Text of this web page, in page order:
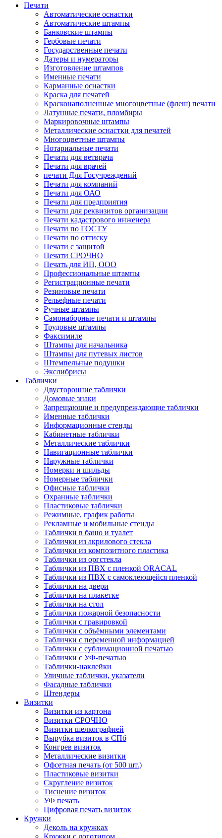
Печати
Автоматические оснастки
Автоматические штампы
Банковские штампы
Гербовые печати
Государственные печати
Датеры и нумераторы
Изготовление штампов
Именные печати
Карманные оснастки
Краска для печатей
Красконаполненные многоцветные (флеш) печати
Латунные печати, пломбиры
Маркировочные штампы
Металлические оснастки для печатей
Многоцветные штампы
Нотариальные печати
Печати для ветврача
Печати для врачей
печати Для Госучреждений
Печати для компаний
Печати для ОАО
Печати для предприятия
Печати для реквизитов организации
Печати кадастрового инженера
Печати по ГОСТУ
Печати по оттиску
Печати с защитой
Печати СРОЧНО
Печать для ИП, ООО
Профессиональные штампы
Регистрационные печати
Резиновые печати
Рельефные печати
Ручные штампы
Самонаборные печати и штампы
Трудовые штампы
Факсимиле
Штампы для начальника
Штампы для путевых листов
Штемпельные подушки
Экслибрисы
Таблички
Двусторонние таблички
Домовые знаки
Запрещающие и предупреждающие таблички
Именные таблички
Информационные стенды
Кабинетные таблички
Металлические таблички
Навигационные таблички
Наружные таблички
Номерки и шильды
Номерные таблички
Офисные таблички
Охранные таблички
Пластиковые таблички
Режимные, график работы
Рекламные и мобильные стенды
Таблички в баню и туалет
Таблички из акрилового стекла
Таблички из композитного пластика
Таблички из оргстекла
Таблички из ПВХ с пленкой ORACAL
Таблички из ПВХ с самоклеющейся пленкой
Таблички на двери
Таблички на плакетке
Таблички на стол
Таблички пожарной безопасности
Таблички с гравировкой
Таблички с объёмными элементами
Таблички с переменной информацией
Таблички с сублимационной печатью
Таблички с УФ-печатью
Таблички-наклейки
Уличные таблички, указатели
Фасадные таблички
Штендеры
Визитки
Визитки из картона
Визитки СРОЧНО
Визитки шелкографией
Вырубка визиток в СПб
Конгрев визиток
Металлические визитки
Офсетная печать (от 500 шт.)
Пластиковые визитки
Скругление визиток
Тиснение визиток
УФ печать
Цифровая печать визиток
Кружки
Деколь на кружках
Кружки с логотипом